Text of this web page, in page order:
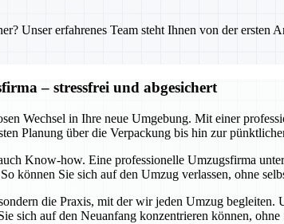
Unser erfahrenes Team steht Ihnen von der
– stressfrei und abgesichert
Wechsel in Ihre neue Umgebung. Mit einer
Planung über die Verpackung bis hin zur
Know-how. Eine professionelle Umzugsfirma
können Sie sich auf den Umzug verlassen, ohne
die Praxis, mit der wir jeden Umzug
sich auf den Neuanfang konzentrieren können, ohne